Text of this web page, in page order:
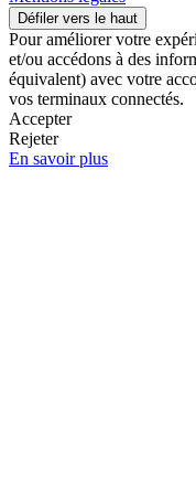
Défiler vers le haut
Pour améliorer votre
et/ou accédons à des
équivalent) avec votre
vos terminaux connectés.
Accepter
Rejeter
En savoir plus